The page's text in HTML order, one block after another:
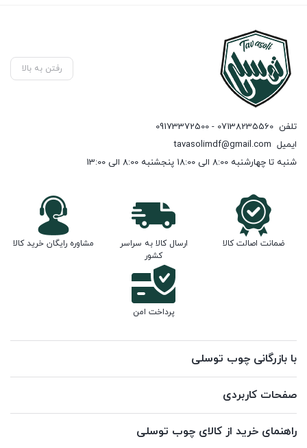
رفتن به بالا
تلفن 07138235560 - 09173372500
ایمیل tavasolimdf@gmail.com
شنبه تا چهارشنبه 8:00 الی 18:00 پنجشنبه 8:00 الی 13:00
ضمانت اصالت کالا
ارسال کالا به سراسر
کشور
مشاوره رایگان خرید کالا
پرداخت امن
با بازرگانی چوب توسلی
صفحات کاربردی
راهنمای خرید از کالای چوب توسلی